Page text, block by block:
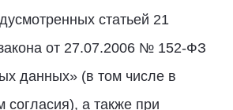
статьей 21
от 27.07.2006 № 152-ФЗ
данных» (в том числе в
согласия), а также при